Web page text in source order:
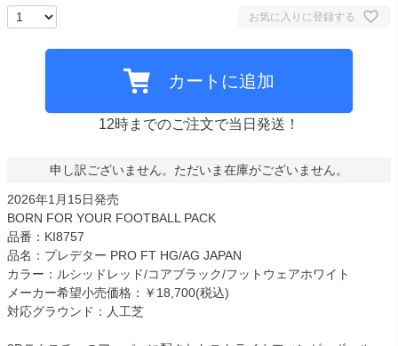
お気に入りに登録する
カートに追加
12時までのご注文で当日発送！
申し訳ございません。ただいま在庫がございません。
2026年1月15日発売
BORN FOR YOUR FOOTBALL PACK
品番：KI8757
品名：プレデター PRO FT HG/AG JAPAN
カラー：ルシッドレッド/コアブラック/フットウェアホワイト
メーカー希望小売価格：￥18,700(税込)
対応グラウンド：人工芝